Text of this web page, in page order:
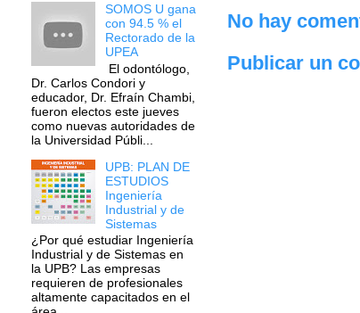
No hay
Publicar un
SOMOS U gana
con 94.5 % el
Rectorado de la
UPEA
El odontólogo,
Dr. Carlos Condori y
educador, Dr. Efraín Chambi,
fueron electos este jueves
como nuevas autoridades de
la Universidad Públi...
UPB: PLAN DE
ESTUDIOS
Ingeniería
Industrial y de
Sistemas
¿Por qué estudiar Ingeniería
Industrial y de Sistemas en
la UPB? Las empresas
requieren de profesionales
altamente capacitados en el